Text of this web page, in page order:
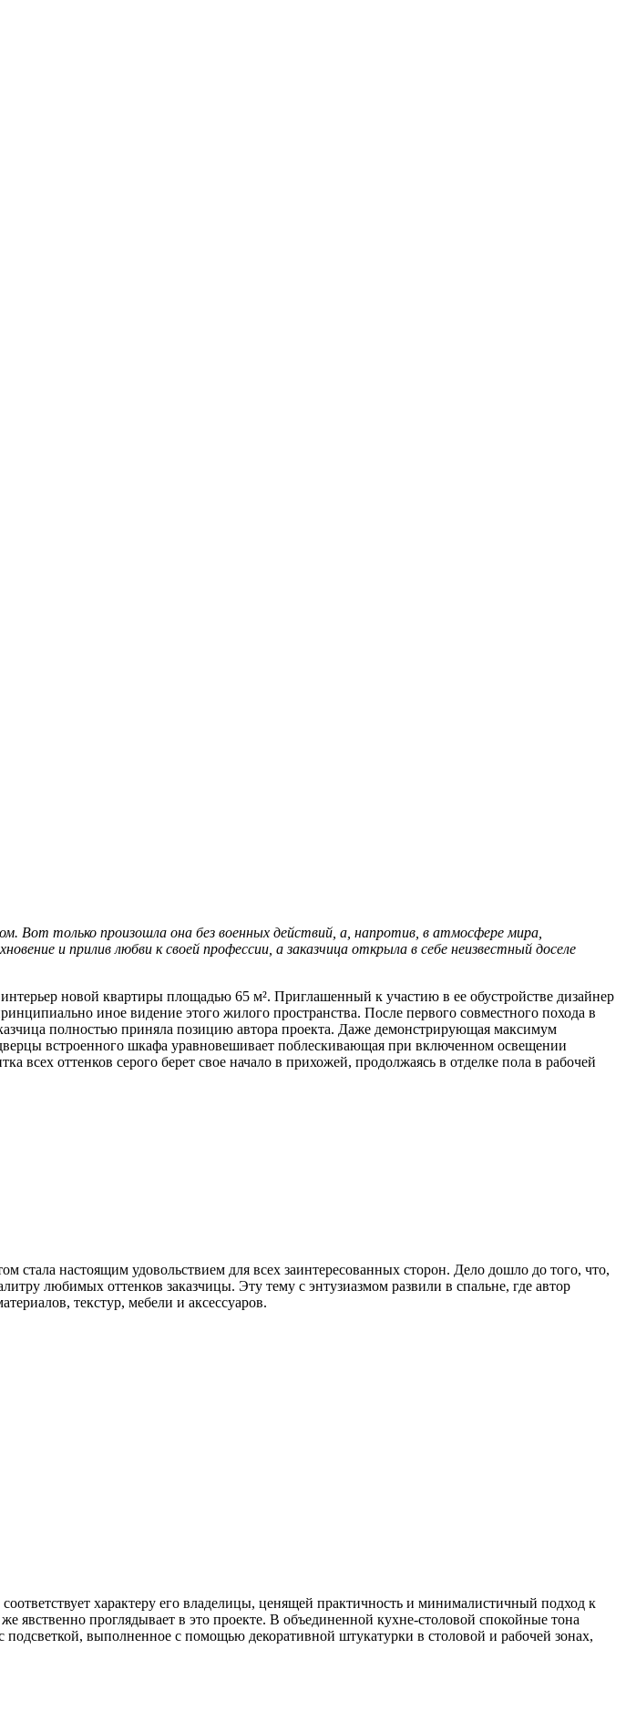
только произошла она без военных действий, а, напротив, в атмосфере мира,
и прилив любви к своей профессии, а заказчица открыла в себе неизвестный доселе
новой квартиры площадью 65 м². Приглашенный к участию в ее обустройстве дизайнер
иное видение этого жилого пространства. После первого совместного похода в
полностью приняла позицию автора проекта. Даже демонстрирующая максимум
встроенного шкафа уравновешивает поблескивающая при включенном освещении
оттенков серого берет свое начало в прихожей, продолжаясь в отделке пола в рабочей
стала настоящим удовольствием для всех заинтересованных сторон. Дело дошло до того, что,
любимых оттенков заказчицы. Эту тему с энтузиазмом развили в спальне, где автор
текстур, мебели и аксессуаров.
характеру его владелицы, ценящей практичность и минималистичный подход к
явственно проглядывает в это проекте. В объединенной кухне-столовой спокойные тона
выполненное с помощью декоративной штукатурки в столовой и рабочей зонах,